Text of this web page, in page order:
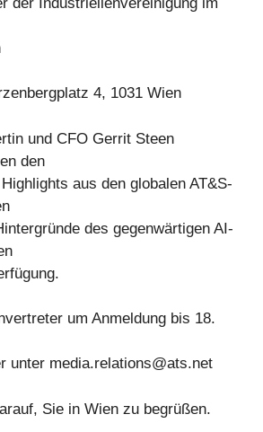
4, 1031 Wien
und CFO Gerrit Steen
den
aus den globalen AT&S-
des gegenwärtigen AI-
um Anmeldung bis 18.
unter media.relations@ats.net
Sie in Wien zu begrüßen.